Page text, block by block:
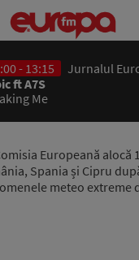
- 13:15
Jurnalul
ft A7S
Me
Europeană alocă
Spania și Cipru
meteo extreme